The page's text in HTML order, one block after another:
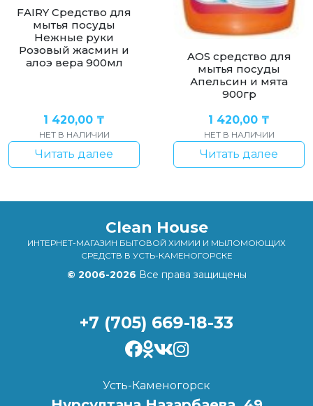
FAIRY Средство для
мытья посуды
Нежные руки
Розовый жасмин и
алоэ вера 900мл
1 420,00 ₸
НЕТ В НАЛИЧИИ
Читать далее
AOS средство для
мытья посуды
Апельсин и мята
900гр
1 420,00 ₸
НЕТ В НАЛИЧИИ
Читать далее
Clean House
ИНТЕРНЕТ-МАГАЗИН БЫТОВОЙ ХИМИИ И МЫЛОМОЮЩИХ
СРЕДСТВ В УСТЬ-КАМЕНОГОРСКЕ
© 2006-2026 Все права защищены
+7 (705) 669-18-33
Усть-Каменогорск